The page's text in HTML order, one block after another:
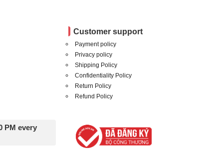
Customer support
Payment policy
Privacy policy
Shipping Policy
Confidentiality Policy
Return Policy
Refund Policy
PM every